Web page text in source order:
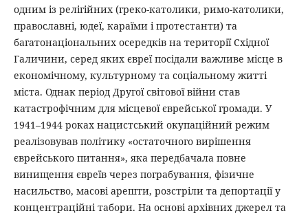
одним із релігійних (греко-католики, римо-католики,
православні, юдеї, караїми і протестанти) та
багатонаціональних осередків на території Східної
Галичини, серед яких євреї посідали важливе місце в
економічному, культурному та соціальному житті
міста. Однак період Другої світової війни став
катастрофічним для місцевої єврейської громади. У
1941–1944 роках нацистський окупаційний режим
реалізовував політику «остаточного вирішення
єврейського питання», яка передбачала повне
винищення євреїв через пограбування, фізичне
насильство, масові арешти, розстріли та депортації у
концентраційні табори. На основі архівних джерел та